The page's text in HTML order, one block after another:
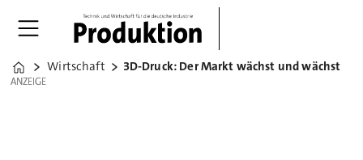
Home
Wirtschaft 3D-Druck: Der Markt wächst und wächst
ANZEIGE
ANZEIGE